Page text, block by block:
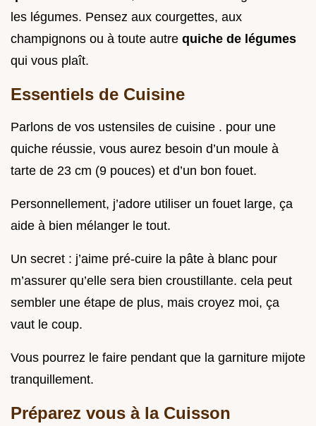
les légumes. Pensez aux courgettes, aux
champignons ou à toute autre quiche de légumes
qui vous plaît.
Essentiels de Cuisine
Parlons de vos ustensiles de cuisine . pour une
quiche réussie, vous aurez besoin d’un moule à
tarte de 23 cm (9 pouces) et d’un bon fouet.
Personnellement, j’adore utiliser un fouet large, ça
aide à bien mélanger le tout.
Un secret : j’aime pré-cuire la pâte à blanc pour
m’assurer qu’elle sera bien croustillante. cela peut
sembler une étape de plus, mais croyez moi, ça
vaut le coup.
Vous pourrez le faire pendant que la garniture mijote
tranquillement.
Préparez vous à la Cuisson